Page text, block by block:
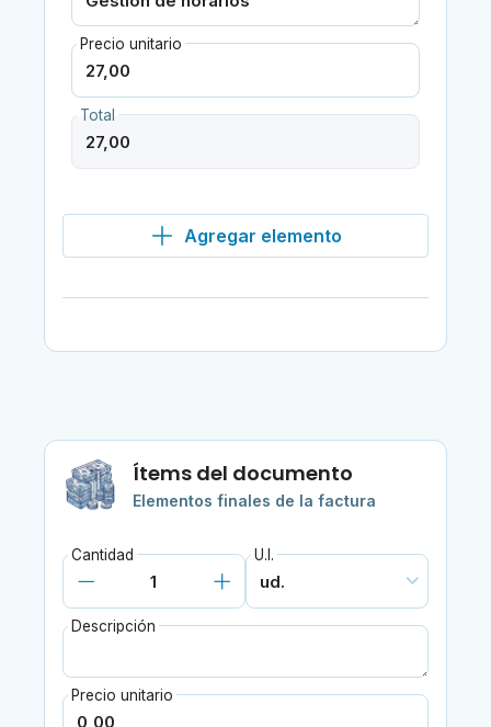
Precio unitario
Total
Agregar elemento
Ítems del documento
Elementos finales de la factura
Cantidad U.I.
Descripción
Precio unitario